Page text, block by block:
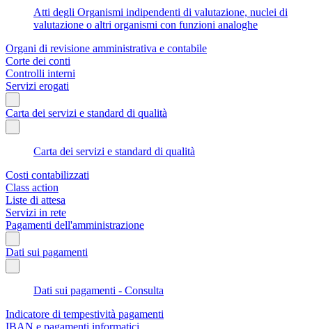
Atti degli Organismi indipendenti di valutazione, nuclei di
valutazione o altri organismi con funzioni analoghe
Organi di revisione amministrativa e contabile
Corte dei conti
Controlli interni
Servizi erogati
Carta dei servizi e standard di qualità
Carta dei servizi e standard di qualità
Costi contabilizzati
Class action
Liste di attesa
Servizi in rete
Pagamenti dell'amministrazione
Dati sui pagamenti
Dati sui pagamenti - Consulta
Indicatore di tempestività pagamenti
IBAN e pagamenti informatici